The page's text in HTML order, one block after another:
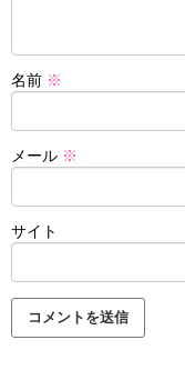
名前 ※
メール ※
サイト